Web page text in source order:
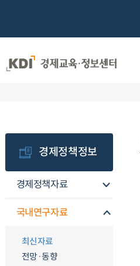
경제정책정보
경제정책자료
국내연구자료
최신자료
전망·동향